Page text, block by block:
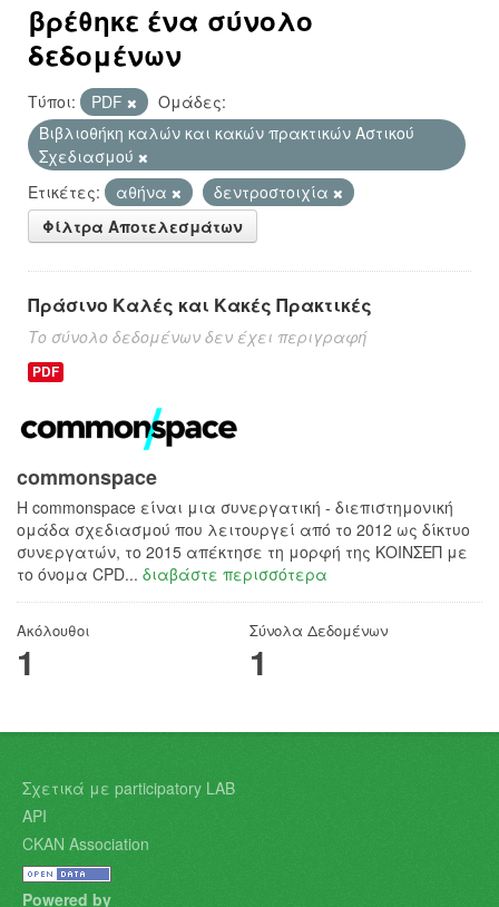
βρέθηκε ένα σύνολο
δεδομένων
Τύποι: PDF
Ομάδες:
Βιβλιοθήκη καλών και κακών πρακτικών Αστικού
Σχεδιασμού
Ετικέτες:
αθήνα
δεντροστοιχία
Φίλτρα Αποτελεσμάτων
Πράσινο Καλές και Κακές Πρακτικές
Το σύνολο δεδομένων δεν έχει περιγραφή
PDF
commonspace
H commonspace είναι μια συνεργατική - διεπιστημονική
ομάδα σχεδιασμού που λειτουργεί από το 2012 ως δίκτυο
συνεργατών, το 2015 απέκτησε τη μορφή της ΚΟΙΝΣΕΠ με
το όνομα CPD... διαβάστε περισσότερα
Ακόλουθοι
1
Σύνολα Δεδομένων
1
Σχετικά με participatory LAB
API
CKAN Association
Powered by